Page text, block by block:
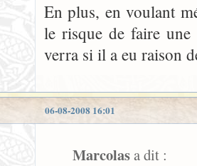
En plus, en voulant
le risque de faire
verra si il a eu raison
06-08-2008 16:01
Marcolasa dit :